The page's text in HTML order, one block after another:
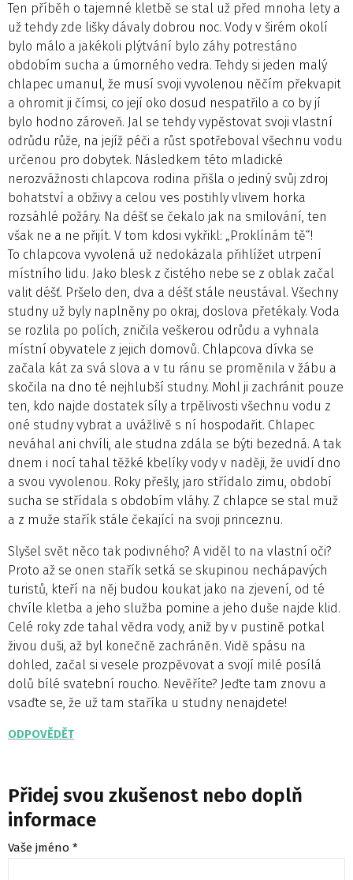
Ten příběh o tajemné kletbě se stal už před mnoha lety a
už tehdy zde lišky dávaly dobrou noc. Vody v širém okolí
bylo málo a jakékoli plýtvání bylo záhy potrestáno
obdobím sucha a úmorného vedra. Tehdy si jeden malý
chlapec umanul, že musí svoji vyvolenou něčím překvapit
a ohromit ji čímsi, co její oko dosud nespatřilo a co by jí
bylo hodno zároveň. Jal se tehdy vypěstovat svoji vlastní
odrůdu růže, na jejíž péči a růst spotřeboval všechnu vodu
určenou pro dobytek. Následkem této mladické
nerozvážnosti chlapcova rodina přišla o jediný svůj zdroj
bohatství a obživy a celou ves postihly vlivem horka
rozsáhlé požáry. Na déšť se čekalo jak na smilování, ten
však ne a ne přijít. V tom kdosi vykřikl: „Proklínám tě“!
To chlapcova vyvolená už nedokázala přihlížet utrpení
místního lidu. Jako blesk z čistého nebe se z oblak začal
valit déšť. Pršelo den, dva a déšť stále neustával. Všechny
studny už byly naplněny po okraj, doslova přetékaly. Voda
se rozlila po polích, zničila veškerou odrůdu a vyhnala
místní obyvatele z jejich domovů. Chlapcova dívka se
začala kát za svá slova a v tu ránu se proměnila v žábu a
skočila na dno té nejhlubší studny. Mohl ji zachránit pouze
ten, kdo najde dostatek síly a trpělivosti všechnu vodu z
oné studny vybrat a uvážlivě s ní hospodařit. Chlapec
neváhal ani chvíli, ale studna zdála se býti bezedná. A tak
dnem i nocí tahal těžké kbelíky vody v naději, že uvidí dno
a svou vyvolenou. Roky přešly, jaro střídalo zimu, období
sucha se střídala s obdobím vláhy. Z chlapce se stal muž
a z muže stařík stále čekající na svoji princeznu.
Slyšel svět něco tak podivného? A viděl to na vlastní oči?
Proto až se onen stařík setká se skupinou nechápavých
turistů, kteří na něj budou koukat jako na zjevení, od té
chvíle kletba a jeho služba pomine a jeho duše najde klid.
Celé roky zde tahal vědra vody, aniž by v pustině potkal
živou duši, až byl konečně zachráněn. Vidě spásu na
dohled, začal si vesele prozpěvovat a svojí milé posílá
dolů bílé svatební roucho. Nevěříte? Jeďte tam znovu a
vsaďte se, že už tam staříka u studny nenajdete!
ODPOVĚDĚT
Přidej svou zkušenost nebo doplň
informace
Vaše jméno *